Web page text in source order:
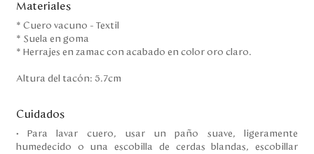
Materiales
* Cuero vacuno - Textil
* Suela en goma
* Herrajes en zamac con acabado en color oro claro.
Altura del tacón: 5.7cm
Cuidados
• Para lavar cuero, usar un paño suave, ligeramente
humedecido o una escobilla de cerdas blandas, escobillar